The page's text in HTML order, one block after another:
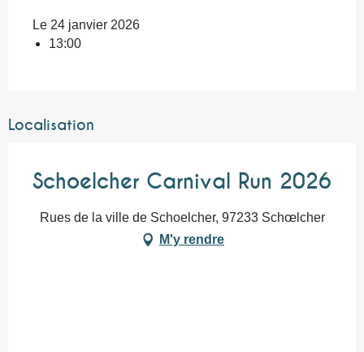
Le 24 janvier 2026
13:00
Localisation
Schoelcher Carnival Run 2026
Rues de la ville de Schoelcher, 97233 Schœlcher
M'y rendre